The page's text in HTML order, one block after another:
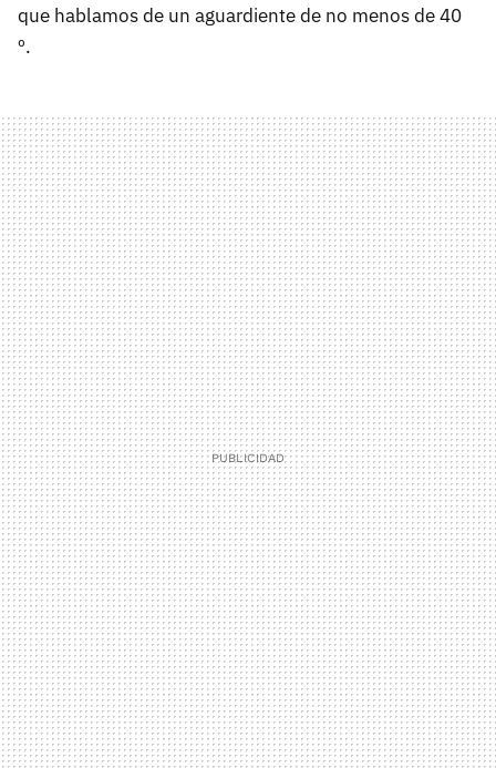
que hablamos de un aguardiente de no menos de 40
º.